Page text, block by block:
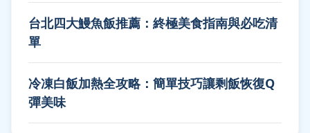
台北四大鰻魚飯推薦：終極美食指南與必吃清
單
冷凍白飯加熱全攻略：簡單技巧讓剩飯恢復Q
彈美味